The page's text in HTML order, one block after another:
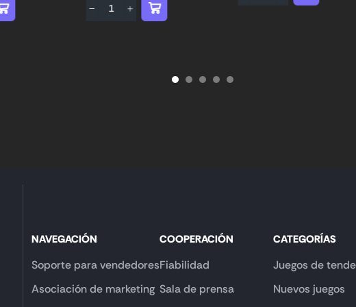
NAVEGACIÓN
Soporte para vendedores
Asociación de marketing
COOPERACIÓN
Fiabilidad
Sala de prensa
CATEGORÍAS
Juegos de
Nuevos juegos